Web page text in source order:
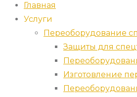
Главная
Услуги
Переоборудование
Защиты для
Изготовление